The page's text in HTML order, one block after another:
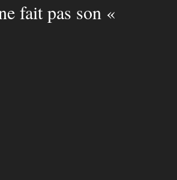
fait pas son «